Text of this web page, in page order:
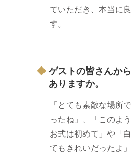
ていただき、本当に
す。
◆ ゲストの皆さんか
ありますか。
「とても素敵な場所
ったね」、「このよ
お式は初めて」や「
てもきれいだったよ